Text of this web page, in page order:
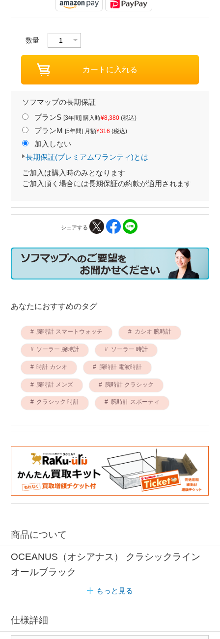
数量
ソフマップの長期保証
プランS [3年間] 購入時¥8,380(税込)
プランM [5年間] 月額¥316 (税込)
加入しない
長期保証(プレミアムワランティ)とは
ご加入は購入時のみとなります
ご加入頂く場合には長期保証の約款が適用されます
シェアする
あなたにおすすめのタグ
腕時計 スマートウォッチ カシオ 腕時計
ソーラー 腕時計 ソーラー 時計
時計 カシオ 腕時計 電波時計
腕時計 メンズ 腕時計 クラシック
クラシック 時計 腕時計 スポーティ
商品について
OCEANUS（オシアナス） クラシックライン
オールブラック
もっと見る
仕様詳細